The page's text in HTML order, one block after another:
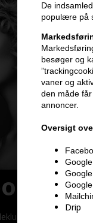
De
populære på
besøger og
vaner og
den måde
annoncer.
Oversigt
Drip
og optjen